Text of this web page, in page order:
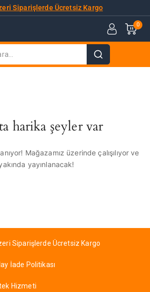
Siparişlerde Ücretsiz Kargo
0
harika şeyler var
Mağazamız üzerinde çalışılıyor ve
yayınlanacak!
Siparişlerde Ücretsiz Kargo
İade Politikası
Hizmeti